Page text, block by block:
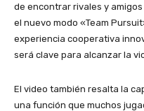
de encontrar rivales y
el nuevo modo «Team
experiencia cooperativa
será clave para alcanzar la
El video también resalta la
una función que muchos